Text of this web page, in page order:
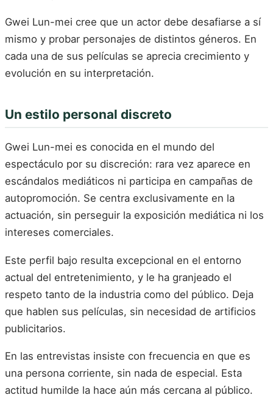
Gwei Lun-mei cree que un actor debe desafiarse a sí
mismo y probar personajes de distintos géneros. En
cada una de sus películas se aprecia crecimiento y
evolución en su interpretación.
Un estilo personal discreto
Gwei Lun-mei es conocida en el mundo del
espectáculo por su discreción: rara vez aparece en
escándalos mediáticos ni participa en campañas de
autopromoción. Se centra exclusivamente en la
actuación, sin perseguir la exposición mediática ni los
intereses comerciales.
Este perfil bajo resulta excepcional en el entorno
actual del entretenimiento, y le ha granjeado el
respeto tanto de la industria como del público. Deja
que hablen sus películas, sin necesidad de artificios
publicitarios.
En las entrevistas insiste con frecuencia en que es
una persona corriente, sin nada de especial. Esta
actitud humilde la hace aún más cercana al público.